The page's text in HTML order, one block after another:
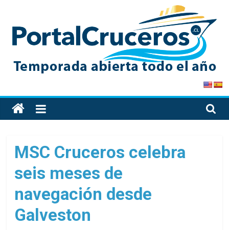
content
PortalCruceros
Toda
la
de
cruceros
en
un
solo
sitio
MSC Cruceros celebra
seis meses de
navegación desde
Galveston